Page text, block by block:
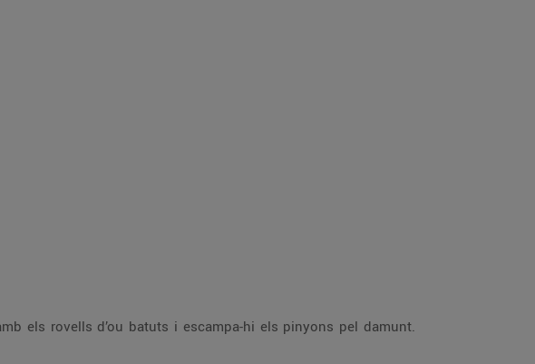
els rovells d’ou batuts i escampa-hi els pinyons pel damunt.